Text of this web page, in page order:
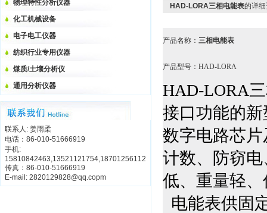
物理特性分析仪器
化工机械设备
电子电工仪器
纺织行业专用仪器
煤质/土壤分析仪
通用分析仪器
联系人: 姜雨柔
电话：86-010-51666919
手机:
15810842463,13521121754,18701256112
传真：86-010-51666919
E-mail: 2820129828@qq.copm
HAD-LORA三相电能表的详
产品名称： 三相电能表
产品型号：HAD-LORA
HAD-LORA
接口功能的
数字电路芯
计数、防窃
低、重量轻
电能表供固